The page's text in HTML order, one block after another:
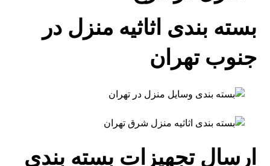
بسته بندی اثاثیه منزل در
جنوب تهران
ارسال تجهیزات بسته بندی